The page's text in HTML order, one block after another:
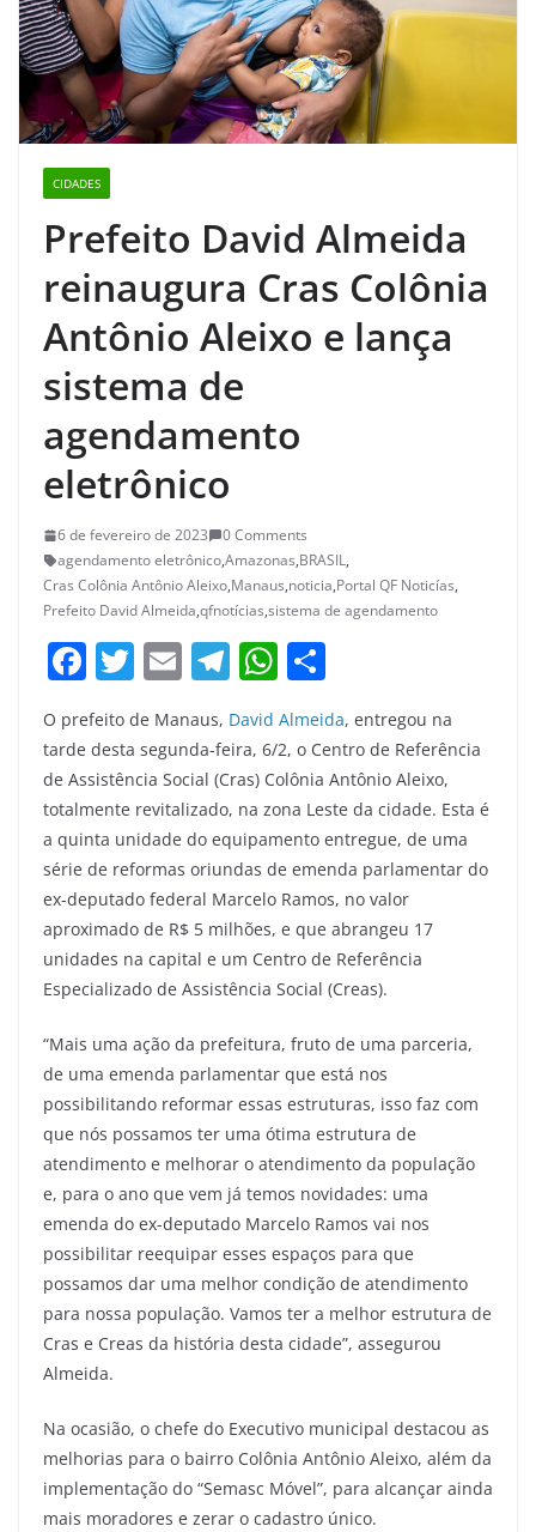
CIDADES
Prefeito David Almeida
reinaugura Cras Colônia
Antônio Aleixo e lança
sistema de
agendamento
eletrônico
6 de fevereiro de 2023
0 Comments
agendamento eletrônico,Amazonas,BRASIL,
Cras Colônia Antônio Aleixo,Manaus,noticia,Portal QF Noticías,
Prefeito David Almeida,qfnotícias,sistema de agendamento
F
a
c
e
b
o
o
k
T
w
itt
er
E
ai
l
T
el
e
gr
a
m
W
h
at
s
A
p
p
h
ar
e
O prefeito de Manaus, David Almeida, entregou na
tarde desta segunda-feira, 6/2, o Centro de Referência
de Assistência Social (Cras) Colônia Antônio Aleixo,
totalmente revitalizado, na zona Leste da cidade. Esta é
a quinta unidade do equipamento entregue, de uma
série de reformas oriundas de emenda parlamentar do
ex-deputado federal Marcelo Ramos, no valor
aproximado de R$ 5 milhões, e que abrangeu 17
unidades na capital e um Centro de Referência
Especializado de Assistência Social (Creas).
“Mais uma ação da prefeitura, fruto de uma parceria,
de uma emenda parlamentar que está nos
possibilitando reformar essas estruturas, isso faz com
que nós possamos ter uma ótima estrutura de
atendimento e melhorar o atendimento da população
e, para o ano que vem já temos novidades: uma
emenda do ex-deputado Marcelo Ramos vai nos
possibilitar reequipar esses espaços para que
possamos dar uma melhor condição de atendimento
para nossa população. Vamos ter a melhor estrutura de
Cras e Creas da história desta cidade”, assegurou
Almeida.
Na ocasião, o chefe do Executivo municipal destacou as
melhorias para o bairro Colônia Antônio Aleixo, além da
implementação do “Semasc Móvel”, para alcançar ainda
mais moradores e zerar o cadastro único.